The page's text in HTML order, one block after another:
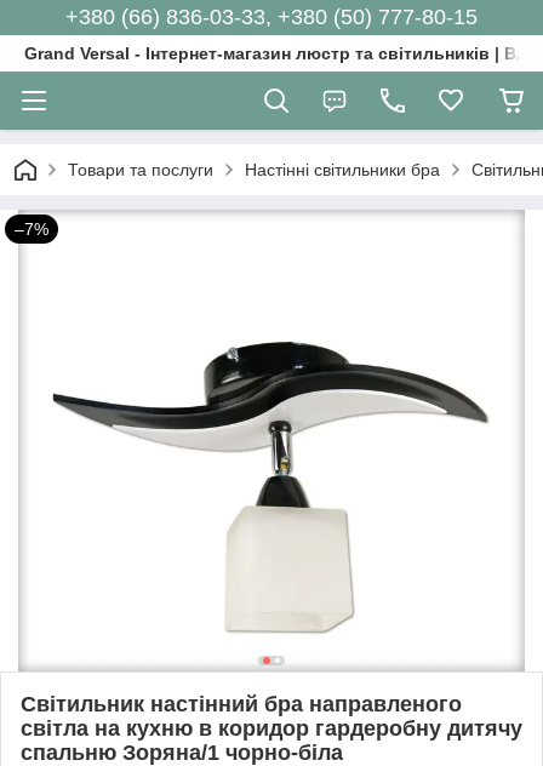
+380 (66) 836-03-33, +380 (50) 777-80-15
Grand Versal - Інтернет-магазин люстр та світильників |
Товари та послуги Настінні світильники бра
–7%
Світильник настінний бра направленого
світла на кухню в коридор гардеробну дитячу
спальню Зоряна/1 чорно-біла